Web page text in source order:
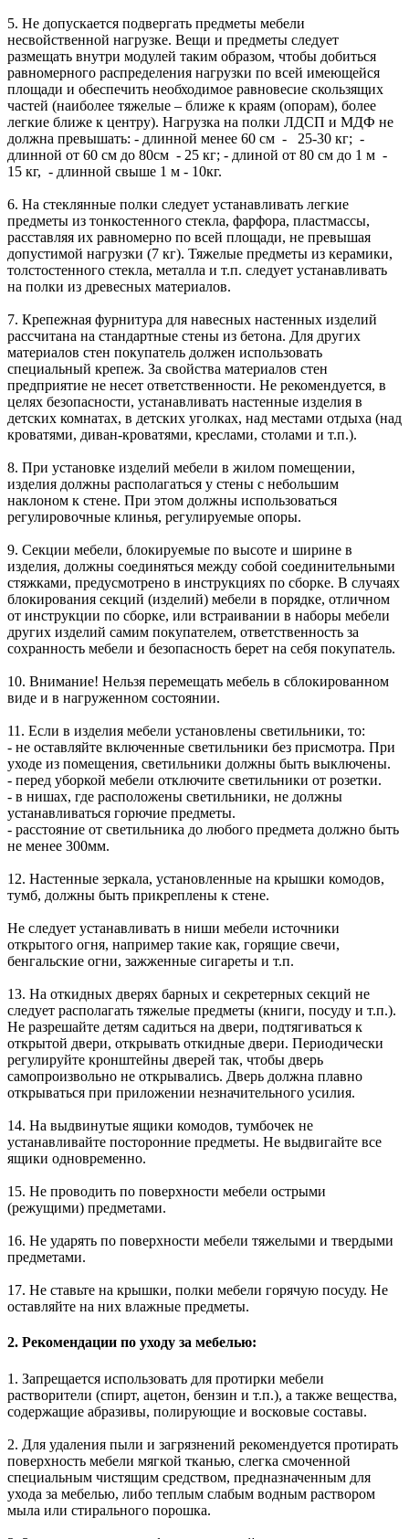
5. Не допускается подвергать предметы мебели
несвойственной нагрузке. Вещи и предметы следует
размещать внутри модулей таким образом, чтобы добиться
равномерного распределения нагрузки по всей имеющейся
площади и обеспечить необходимое равновесие скользящих
частей (наиболее тяжелые – ближе к краям (опорам), более
легкие ближе к центру). Нагрузка на полки ЛДСП и МДФ не
должна превышать: - длинной менее 60 см - 25-30 кг; -
длинной от 60 см до 80см - 25 кг; - длиной от 80 см до 1 м -
15 кг, - длинной свыше 1 м - 10кг.
6. На стеклянные полки следует устанавливать легкие
предметы из тонкостенного стекла, фарфора, пластмассы,
расставляя их равномерно по всей площади, не превышая
допустимой нагрузки (7 кг). Тяжелые предметы из керамики,
толстостенного стекла, металла и т.п. следует устанавливать
на полки из древесных материалов.
7. Крепежная фурнитура для навесных настенных изделий
рассчитана на стандартные стены из бетона. Для других
материалов стен покупатель должен использовать
специальный крепеж. За свойства материалов стен
предприятие не несет ответственности. Не рекомендуется, в
целях безопасности, устанавливать настенные изделия в
детских комнатах, в детских уголках, над местами отдыха (над
кроватями, диван-кроватями, креслами, столами и т.п.).
8. При установке изделий мебели в жилом помещении,
изделия должны располагаться у стены с небольшим
наклоном к стене. При этом должны использоваться
регулировочные клинья, регулируемые опоры.
9. Секции мебели, блокируемые по высоте и ширине в
изделия, должны соединяться между собой соединительными
стяжками, предусмотрено в инструкциях по сборке. В случаях
блокирования секций (изделий) мебели в порядке, отличном
от инструкции по сборке, или встраивании в наборы мебели
других изделий самим покупателем, ответственность за
сохранность мебели и безопасность берет на себя покупатель.
10. Внимание! Нельзя перемещать мебель в сблокированном
виде и в нагруженном состоянии.
11. Если в изделия мебели установлены светильники, то:
- не оставляйте включенные светильники без присмотра. При
уходе из помещения, светильники должны быть выключены.
- перед уборкой мебели отключите светильники от розетки.
- в нишах, где расположены светильники, не должны
устанавливаться горючие предметы.
- расстояние от светильника до любого предмета должно быть
не менее 300мм.
12. Настенные зеркала, установленные на крышки комодов,
тумб, должны быть прикреплены к стене.
Не следует устанавливать в ниши мебели источники
открытого огня, например такие как, горящие свечи,
бенгальские огни, зажженные сигареты и т.п.
13. На откидных дверях барных и секретерных секций не
следует располагать тяжелые предметы (книги, посуду и т.п.).
Не разрешайте детям садиться на двери, подтягиваться к
открытой двери, открывать откидные двери. Периодически
регулируйте кронштейны дверей так, чтобы дверь
самопроизвольно не открывались. Дверь должна плавно
открываться при приложении незначительного усилия.
14. На выдвинутые ящики комодов, тумбочек не
устанавливайте посторонние предметы. Не выдвигайте все
ящики одновременно.
15. Не проводить по поверхности мебели острыми
(режущими) предметами.
16. Не ударять по поверхности мебели тяжелыми и твердыми
предметами.
17. Не ставьте на крышки, полки мебели горячую посуду. Не
оставляйте на них влажные предметы.
2. Рекомендации по уходу за мебелью:
1. Запрещается использовать для протирки мебели
растворители (спирт, ацетон, бензин и т.п.), а также вещества,
содержащие абразивы, полирующие и восковые составы.
2. Для удаления пыли и загрязнений рекомендуется протирать
поверхность мебели мягкой тканью, слегка смоченной
специальным чистящим средством, предназначенным для
ухода за мебелью, либо теплым слабым водным раствором
мыла или стирального порошка.